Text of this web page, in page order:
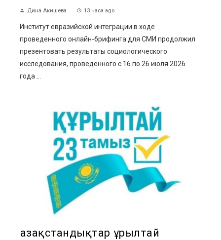
Дина Акишева 13 часа ago
Институт евразийской интеграции в ходе
проведенного онлайн-брифинга для СМИ продолжил
презентовать результаты социологического
исследования, проведенного с 16 по 26 июля 2026
года ...
Қазақстандықтар Құрылтай